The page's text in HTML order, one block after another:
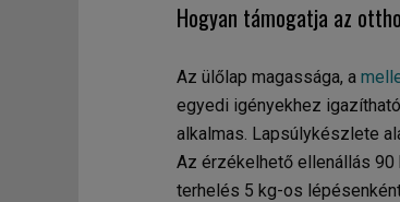
Hogyan támogatja az
Az ülőlap magassága, a
egyedi igényekhez
alkalmas. Lapsúlykészlete
Az érzékelhető ellenállás
terhelés 5 kg-os